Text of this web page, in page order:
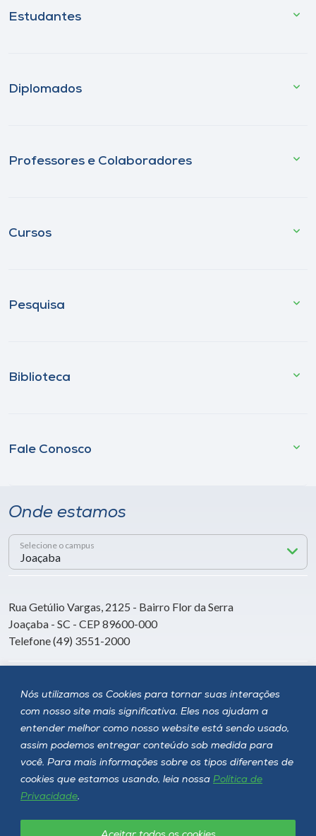
Nós utilizamos os Cookies para tornar suas interações
com nosso site mais significativa. Eles nos ajudam a
entender melhor como nosso website está sendo usado,
assim podemos entregar conteúdo sob medida para
você. Para mais informações sobre os tipos diferentes de
cookies que estamos usando, leia nossa Política de
Privacidade.
Estudantes
Diplomados
Professores e Colaboradores
Cursos
Pesquisa
Biblioteca
Fale Conosco
Onde estamos
Selecione o campus
Rua Getúlio Vargas, 2125 - Bairro Flor da Serra
Joaçaba - SC - CEP 89600-000
Telefone (49) 3551-2000
Siga a Unoesc